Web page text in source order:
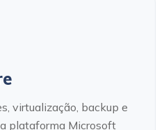
virtualização, backup e
plataforma Microsoft